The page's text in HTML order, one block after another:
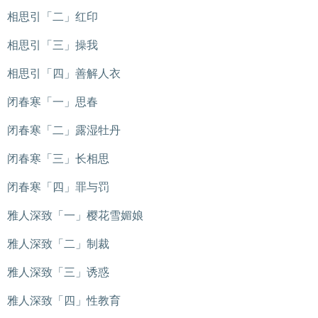
相思引「二」红印
相思引「三」操我
相思引「四」善解人衣
闭春寒「一」思春
闭春寒「二」露湿牡丹
闭春寒「三」长相思
闭春寒「四」罪与罚
雅人深致「一」樱花雪媚娘
雅人深致「二」制裁
雅人深致「三」诱惑
雅人深致「四」性教育